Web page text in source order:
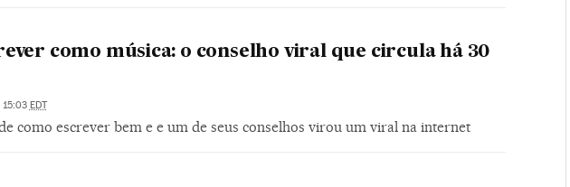
como música: o conselho viral que circula há 30
15:03 EDT
como escrever bem e e um de seus conselhos virou um viral na internet